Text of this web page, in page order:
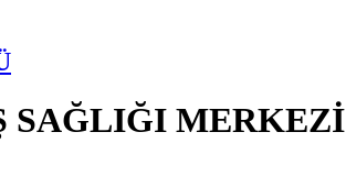
SAĞLIĞI MERKEZİ